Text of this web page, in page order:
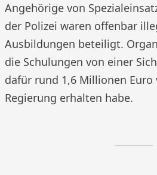
Angehörige von
der Polizei waren offenbar
Ausbildungen beteiligt.
die Schulungen von einer
dafür rund 1,6 Millionen Euro
Regierung erhalten habe.